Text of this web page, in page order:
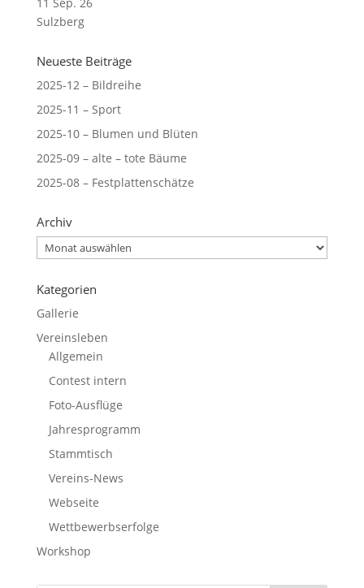
Sulzberg
Neueste Beiträge
2025-12 – Bildreihe
2025-11 – Sport
2025-10 – Blumen und Blüten
2025-09 – alte – tote Bäume
2025-08 – Festplattenschätze
Archiv
Archiv
Kategorien
Gallerie
Vereinsleben
Allgemein
Contest intern
Foto-Ausflüge
Jahresprogramm
Stammtisch
Vereins-News
Webseite
Wettbewerbserfolge
Workshop